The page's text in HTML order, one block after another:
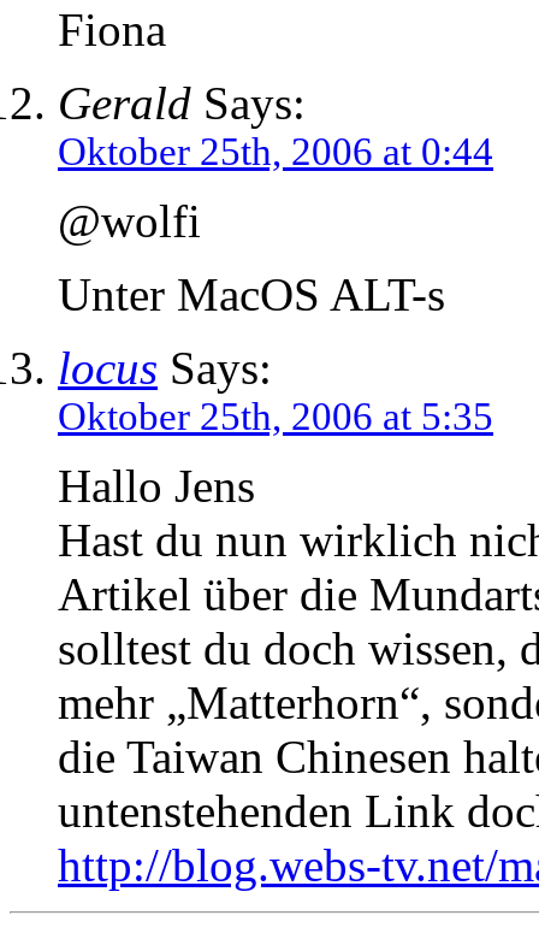
Fiona
Gerald Says:
Oktober 25th, 2006 at 0:44
@wolfi
Unter MacOS ALT-s
locus Says:
Oktober 25th, 2006 at 5:35
Hallo Jens
Hast du nun wirklich
Artikel über die
solltest du doch wissen,
mehr „Matterhorn“,
die Taiwan Chinesen
untenstehenden Link
http://blog.webs-tv.net/